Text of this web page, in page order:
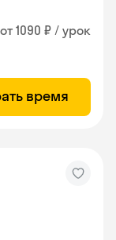
от 1090 ₽ / урок
время